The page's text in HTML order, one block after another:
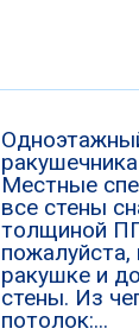
Местные
все стены
толщиной
ракушке и
стены. Из
потолок:...